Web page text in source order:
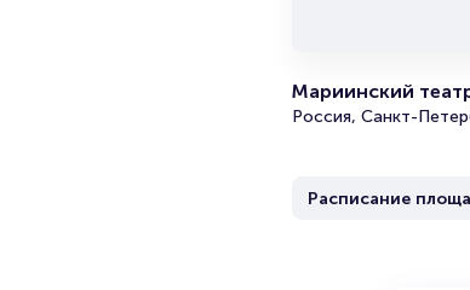
Мариинский
Россия, Санкт-
Расписание